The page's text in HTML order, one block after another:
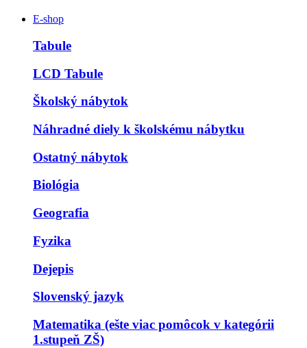
E-shop
Tabule
LCD Tabule
Školský nábytok
Náhradné diely k školskému nábytku
Ostatný nábytok
Biológia
Geografia
Fyzika
Dejepis
Slovenský jazyk
Matematika (ešte viac pomôcok v kategórii
1.stupeň ZŠ)